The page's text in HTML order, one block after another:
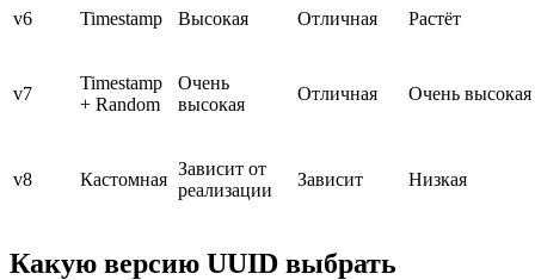
v6 Timestamp Высокая Отличная Растёт
v7
Timestamp
+ Random
Очень
высокая
Отличная Очень высокая
v8 Кастомная
Зависит от
реализации
Зависит Низкая
Какую версию UUID выбрать